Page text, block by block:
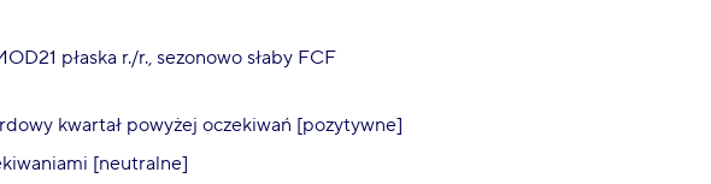
płaska r./r., sezonowo słaby FCF
kwartał powyżej oczekiwań [pozytywne]
[neutralne]